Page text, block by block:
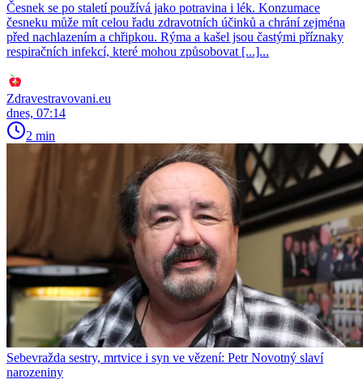
Česnek se po staletí používá jako potravina i lék. Konzumace
česneku může mít celou řadu zdravotních účinků a chrání zejména
před nachlazením a chřipkou. Rýma a kašel jsou častými příznaky
respiračních infekcí, které mohou způsobovat [...]...
Zdravestravovani.eu
dnes, 07:14
2 min
Sebevražda sestry, mrtvice i syn ve vězení: Petr Novotný slaví
narozeniny